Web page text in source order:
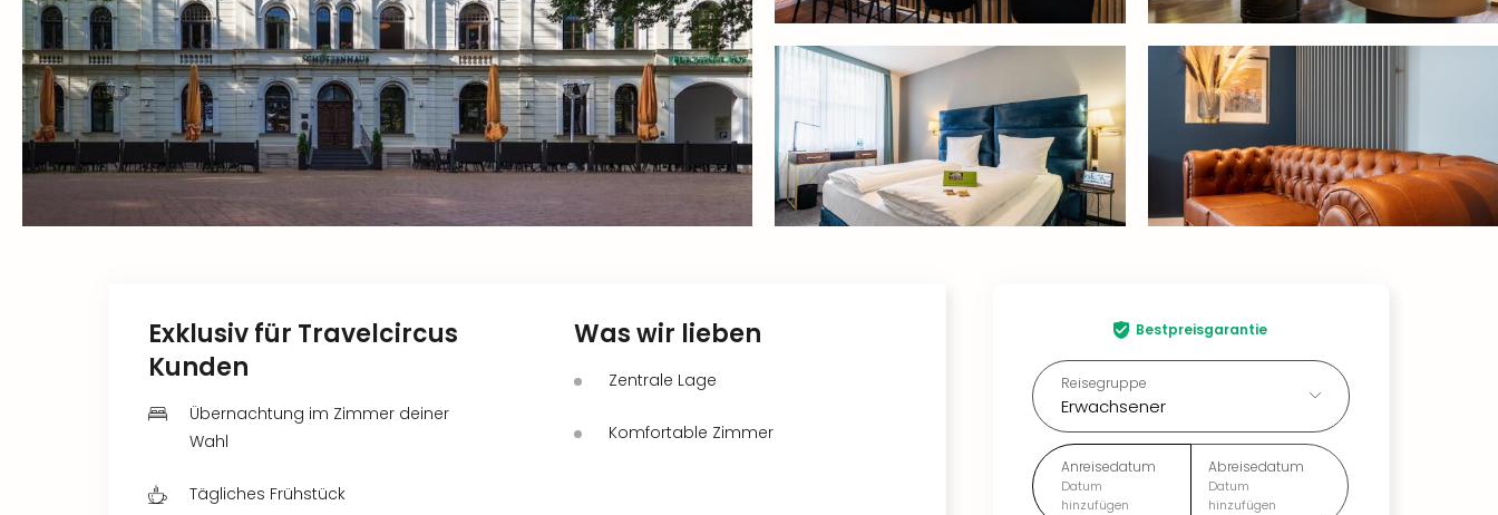
Bestpreisgarantie
Reisegruppe
Erwachsener
Anreisedatum
Datum
hinzufügen
Abreisedatum
Datum
hinzufügen
Exklusiv für Travelcircus
Kunden
Übernachtung im Zimmer deiner
Wahl
Tägliches Frühstück
Was wir lieben
Zentrale Lage
Komfortable Zimmer